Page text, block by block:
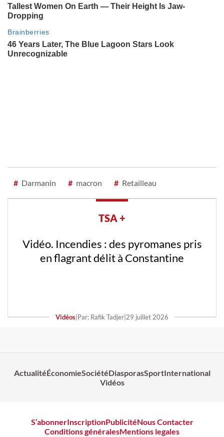
# Darmanin # macron # Retailleau
TSA +
Vidéo. Incendies : des pyromanes pris
en flagrant délit à Constantine
Vidéos Par: Rafik Tadjer 29 juillet 2026
ActualitéÉconomieSociétéDiasporasSportInternational
Vidéos
S’abonnerInscriptionPublicitéNous Contacter
Conditions généralesMentions legales